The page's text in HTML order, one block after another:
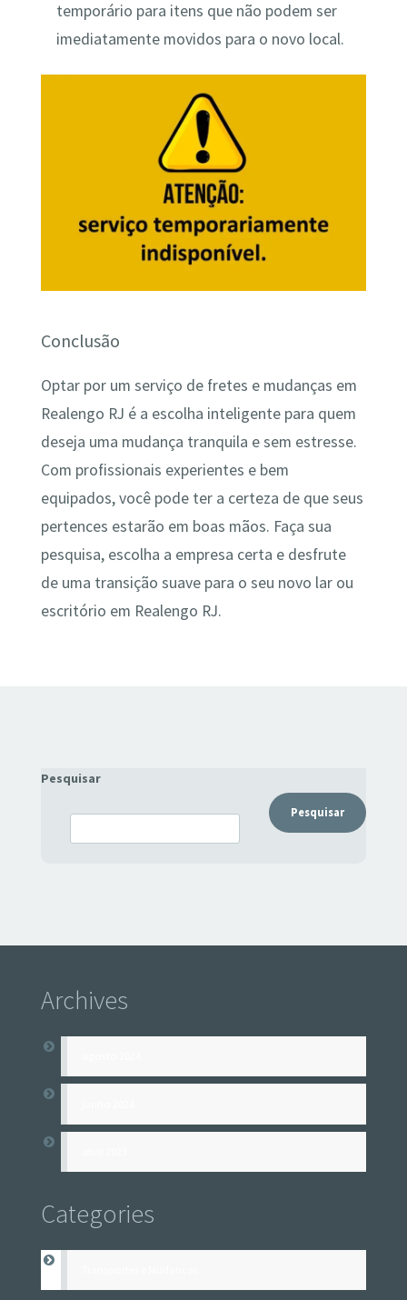
temporário para itens que não podem ser
imediatamente movidos para o novo local.
Conclusão
Optar por um serviço de fretes e mudanças em
Realengo RJ é a escolha inteligente para quem
deseja uma mudança tranquila e sem estresse.
Com profissionais experientes e bem
equipados, você pode ter a certeza de que seus
pertences estarão em boas mãos. Faça sua
pesquisa, escolha a empresa certa e desfrute
de uma transição suave para o seu novo lar ou
escritório em Realengo RJ.
Pesquisar
Pesquisar
Archives
Categories